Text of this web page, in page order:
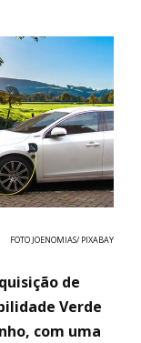
FOTO JOENOMIAS/ PIXABAY
de
Verde
com uma